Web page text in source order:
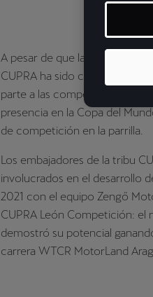
A pesar de que la temporada
CUPRA ha sido capaz de
parte a las competiciones
presencia en la Copa del
de competición en la parrilla.
Los embajadores de la tribu
involucrados en el desarrollo
2021 con el equipo Zengő
CUPRA León Competición: el
demostró su potencial
carrera WTCR MotorLand